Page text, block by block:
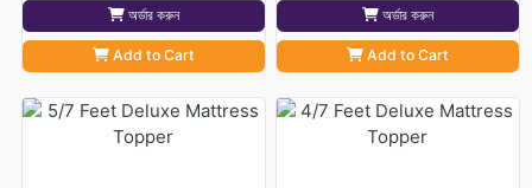
অর্ডার করুন
Add to Cart
অর্ডার করুন
Add to Cart